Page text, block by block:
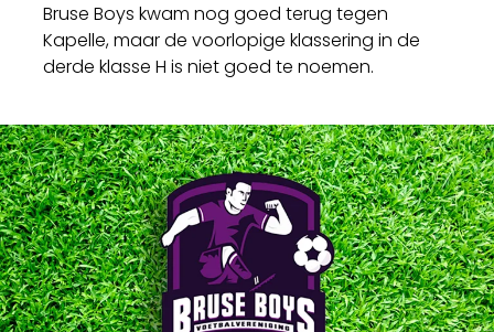
Bruse Boys kwam nog goed terug tegen
Kapelle, maar de voorlopige klassering in de
derde klasse H is niet goed te noemen.